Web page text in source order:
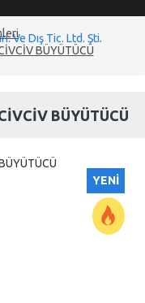
BÜYÜTÜCÜ
BÜYÜTÜCÜ
YENI